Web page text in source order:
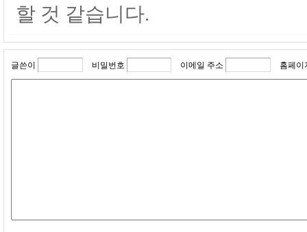
할 것 같습니다.
글쓴이 비밀번호 이메일 주소 홈페이